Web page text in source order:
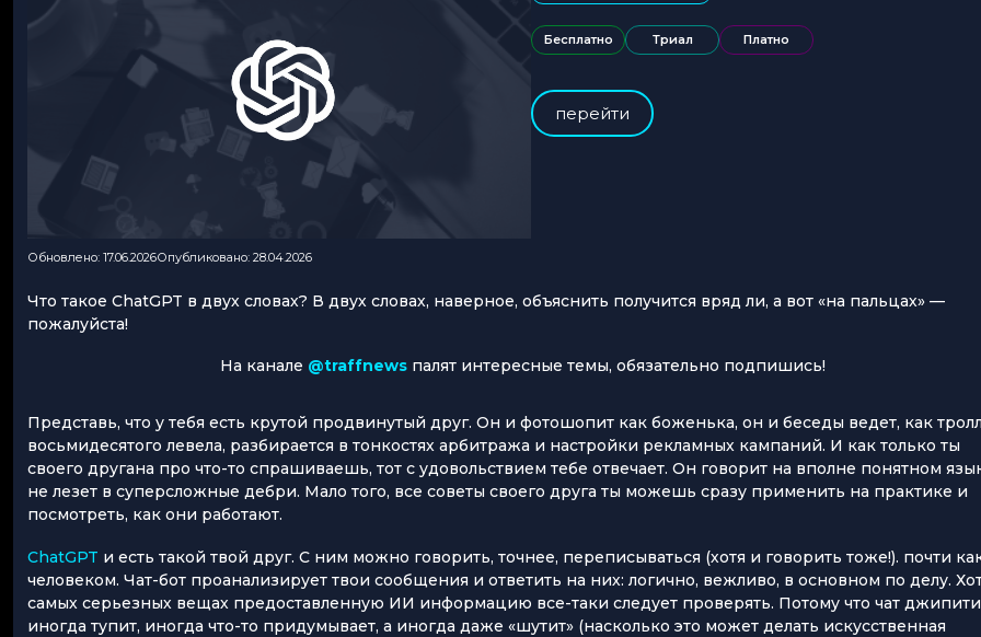
Бесплатно Триал Платно
перейти
Обновлено: 17.06.2026Опубликовано: 28.04.2026
Что такое ChatGPT в двух словах? В двух словах, наверное, объяснить получится вряд ли, а вот «на пальцах» —
пожалуйста!
На канале @traffnews палят интересные темы, обязательно подпишись!
Представь, что у тебя есть крутой продвинутый друг. Он и фотошопит как боженька, он и беседы ведет, как
восьмидесятого левела, разбирается в тонкостях арбитража и настройки рекламных кампаний. И как только ты
своего другана про что-то спрашиваешь, тот с удовольствием тебе отвечает. Он говорит на вполне понятном
не лезет в суперсложные дебри. Мало того, все советы своего друга ты можешь сразу применить на практике и
посмотреть, как они работают.
ChatGPT и есть такой твой друг. С ним можно говорить, точнее, переписываться (хотя и говорить тоже!). почти
человеком. Чат-бот проанализирует твои сообщения и ответить на них: логично, вежливо, в основном по делу.
самых серьезных вещах предоставленную ИИ информацию все-таки следует проверять. Потому что чат джипити
иногда тупит, иногда что-то придумывает, а иногда даже «шутит» (насколько это может делать искусственная